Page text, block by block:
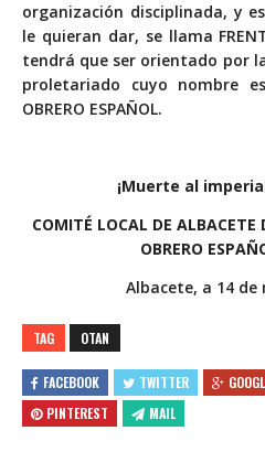
organización disciplinada, y
le quieran dar, se llama
tendrá que ser orientado por
proletariado cuyo nombre es
OBRERO ESPAÑOL.
¡Muerte al
COMITÉ LOCAL DE
OBRERO
Albacete, a 14 de
TAG OTAN
FACEBOOK TWITTER
PINTEREST
MAIL